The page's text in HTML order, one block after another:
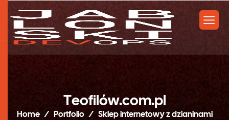
Teofilów.com.pl
Home Portfolio Sklep internetowy z dzianinami